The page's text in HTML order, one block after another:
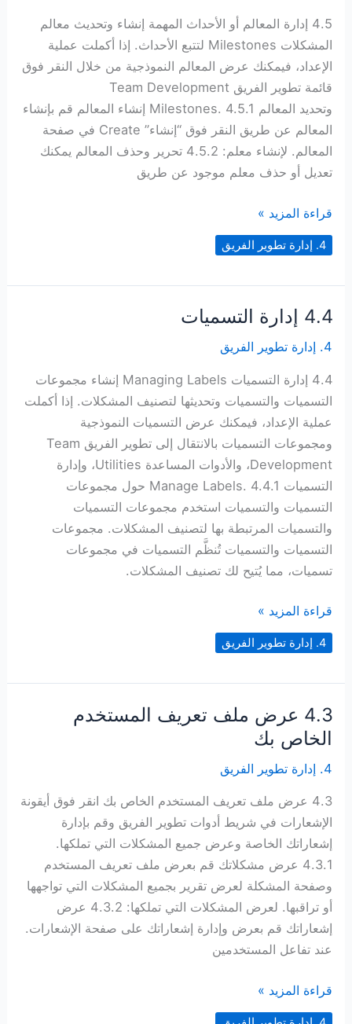
4.5 إدارة المعالم أو الأحداث المهمة إنشاء وتحديث معالم
المشكلات Milestones لتتبع الأحداث. إذا أكملت عملية
الإعداد، فيمكنك عرض المعالم النموذجية من خلال النقر فوق
قائمة تطوير الفريق Team Development
وتحديد المعالم Milestones. 4.5.1 إنشاء المعالم قم بإنشاء
المعالم عن طريق النقر فوق “إنشاء” Create في صفحة
المعالم. لإنشاء معلم: 4.5.2 تحرير وحذف المعالم يمكنك
تعديل أو حذف معلم موجود عن طريق
4.5 إدارة
المعالم
أو
قراءة المزيد »
4. إدارة تطوير الفريق
4.4 إدارة التسميات
4. إدارة تطوير الفريق
4.4 إدارة التسميات Managing Labels إنشاء مجموعات
التسميات والتسميات وتحديثها لتصنيف المشكلات. إذا أكملت
عملية الإعداد، فيمكنك عرض التسميات النموذجية
ومجموعات التسميات بالانتقال إلى تطوير الفريق Team
Development، والأدوات المساعدة Utilities، وإدارة
التسميات Manage Labels. 4.4.1 حول مجموعات
التسميات والتسميات استخدم مجموعات التسميات
والتسميات المرتبطة بها لتصنيف المشكلات. مجموعات
التسميات والتسميات تُنظَّم التسميات في مجموعات
تسميات، مما يُتيح لك تصنيف المشكلات.
4.4 إدارة
التسميات
قراءة المزيد »
4. إدارة تطوير الفريق
4.3 عرض ملف تعريف المستخدم
الخاص بك
4. إدارة تطوير الفريق
4.3 عرض ملف تعريف المستخدم الخاص بك انقر فوق أيقونة
الإشعارات في شريط أدوات تطوير الفريق وقم بإدارة
إشعاراتك الخاصة وعرض جميع المشكلات التي تملكها.
4.3.1 عرض مشكلاتك قم بعرض ملف تعريف المستخدم
وصفحة المشكلة لعرض تقرير بجميع المشكلات التي تواجهها
أو تراقبها. لعرض المشكلات التي تملكها: 4.3.2 عرض
إشعاراتك قم بعرض وإدارة إشعاراتك على صفحة الإشعارات.
عند تفاعل المستخدمين
4.3 عرض
ملف
قراءة المزيد »